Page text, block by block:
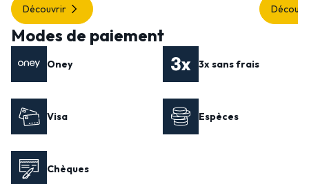
Découvrir
Modes de paiement
Oney 3x sans frais
Visa Espèces
Chèques